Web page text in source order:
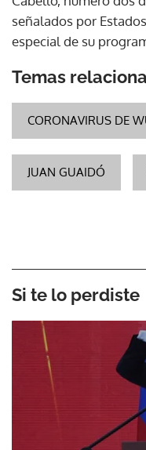
señalados por
especial de su
Temas
CORONAVIRUS DE
JUAN GUAIDÓ
Si te lo perdiste